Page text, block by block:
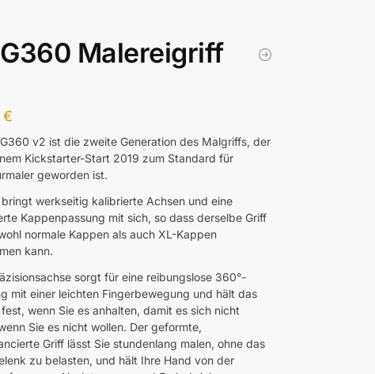
Malereigriff
€
v2 ist die zweite Generation des Malgriffs, der
Kickstarter-Start 2019 zum Standard für
geworden ist.
werkseitig kalibrierte Achsen und eine
Kappenpassung mit sich, so dass derselbe Griff
normale Kappen als auch XL-Kappen
kann.
sorgt für eine reibungslose 360°-
mit einer leichten Fingerbewegung und hält das
wenn Sie es anhalten, damit es sich nicht
Sie es nicht wollen. Der geformte,
Griff lässt Sie stundenlang malen, ohne das
zu belasten, und hält Ihre Hand von der